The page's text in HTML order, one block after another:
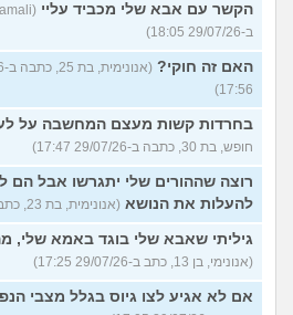
הקשר עם אבא שלי מכביד עליי
ב-29/07/26 18:05)
האם זה חוקי?
17:56)
בחרדות קשות מעצם המחשבה על
חופש, בת 30, כתבה ב-29/07/26 17:47)
רוצה שההורים שלי יתגרשו אבל הם
להעלות את הנושא (אנונימית, בת 23, כתבה ב-29/07/26 17:36)
גיליתי שאבא שלי בוגד באמא שלי,
(אנונימי, בן 13, כתב ב-29/07/26 17:25)
אם לא אגיע לצו גיוס בגלל מצבי